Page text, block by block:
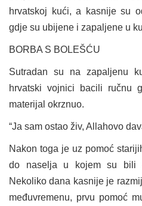
hrvatskoj kući, a kasnije su
gdje su ubijene i zapaljene u
BORBA S BOLEŠĆU
Sutradan su na zapaljenu
hrvatski vojnici bacili ručnu
materijal okrznuo.
“Ja sam ostao živ, Allahovo
Nakon toga je uz pomoć
do naselja u kojem su bili
Nekoliko dana kasnije je
međuvremenu, prvu pomoć